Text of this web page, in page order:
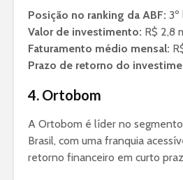
Posição no ranking da ABF: 3º
Valor de investimento: R$ 2,8
Faturamento médio mensal:
Prazo de retorno do
4. Ortobom
A Ortobom é líder no
Brasil, com uma franquia
retorno financeiro em curto